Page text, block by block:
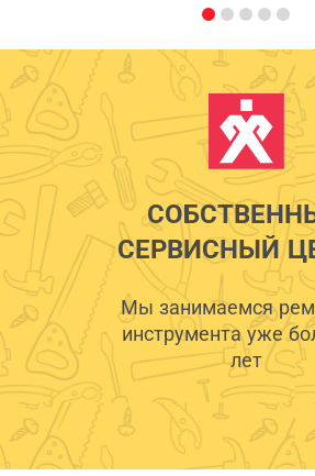
СЕРВИСНЫЙ
Мы занимаемся
инструмента уже
лет